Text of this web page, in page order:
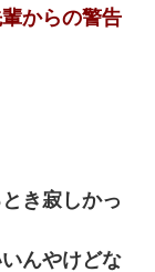
からの警告
き寂しかっ
んやけどな